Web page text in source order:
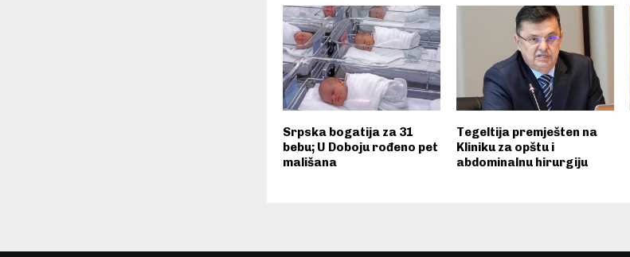
Srpska bogatija za 31
bebu; U Doboju rođeno pet
mališana
Tegeltija premješten na
Kliniku za opštu i
abdominalnu hirurgiju